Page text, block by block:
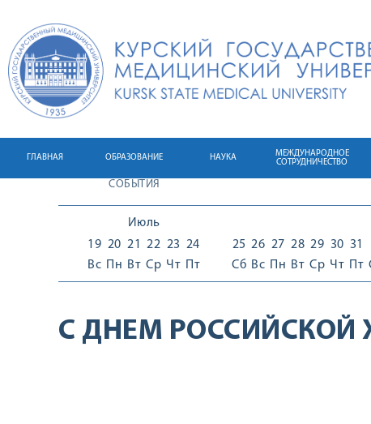
ГЛАВНАЯ ОБРАЗОВАНИЕ НАУКА
МЕЖДУНАРОДНОЕ
СОТРУДНИЧЕСТВО
СОБЫТИЯ
Июль
19
Вс
20
Пн
21
Вт
22
Ср
23
Чт
24
Пт
25
Сб
26
Вс
27
Пн
28
Вт
29
Ср
30
Чт
31
Пт
С ДНЕМ РОССИЙСКОЙ